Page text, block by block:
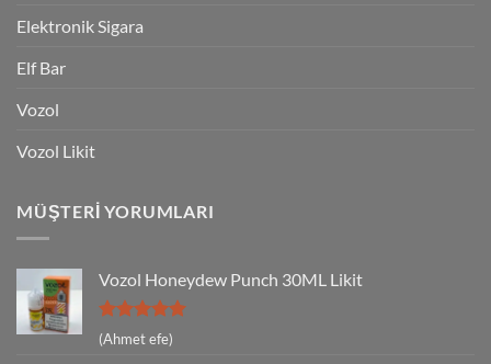
Elektronik Sigara
Elf Bar
Vozol
Vozol Likit
MÜŞTERI YORUMLARI
Vozol Honeydew Punch 30ML Likit
5 üzerinden
5
(Ahmet efe)